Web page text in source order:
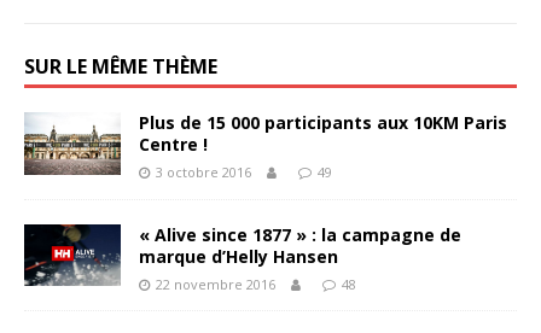
SUR LE MÊME THÈME
Plus de 15 000 participants aux 10KM Paris
Centre !
3 octobre 2016 49
« Alive since 1877 » : la campagne de
marque d’Helly Hansen
22 novembre 2016 48